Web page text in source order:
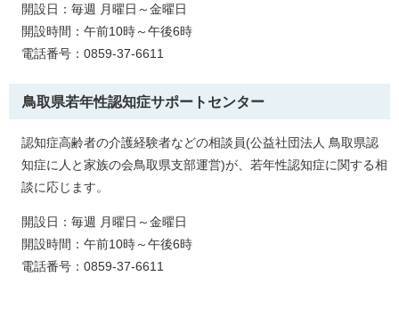
開設日：毎週 月曜日～金曜日
開設時間：午前10時～午後6時
電話番号：0859-37-6611
鳥取県若年性認知症サポートセンター
認知症高齢者の介護経験者などの相談員(公益社団法人 鳥取県認
知症に人と家族の会鳥取県支部運営)が、若年性認知症に関する相
談に応じます。
開設日：毎週 月曜日～金曜日
開設時間：午前10時～午後6時
電話番号：0859-37-6611